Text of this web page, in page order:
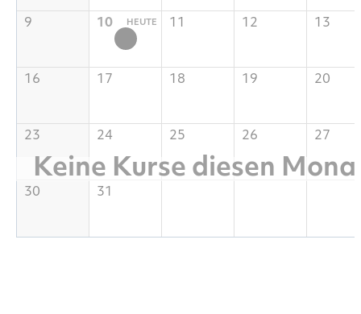
9 10 11 12 13
16 17 18 19 20
23 24 25 26 27
30 31
Keine Kurse diesen